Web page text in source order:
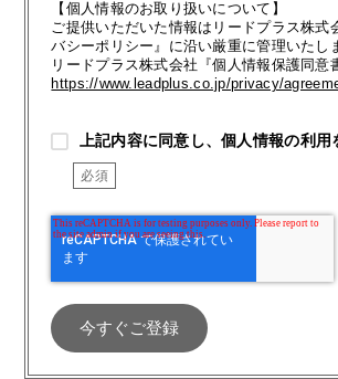
【個人情報のお取り扱いについて】
ご提供いただいた情報はリードプラス株式
バシーポリシー』に沿い厳重に管理いたし
リードプラス株式会社『個人情報保護同意
https://www.leadplus.co.jp/privacy/
上記内容に同意し、個人情報の利用